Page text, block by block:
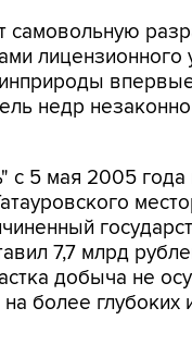
лицензионного
впервые
недр
5 мая 2005 года
7,7 млрд
добыча не
более глубоких